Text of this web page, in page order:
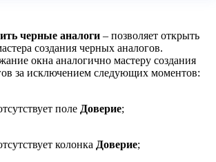
черные аналоги – позволяет открыть
создания черных аналогов.
окна аналогично мастеру создания
за исключением следующих моментов:
поле Доверие;
колонка Доверие;